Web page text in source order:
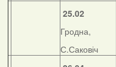
25.02
Гродна,
С.Саковіч